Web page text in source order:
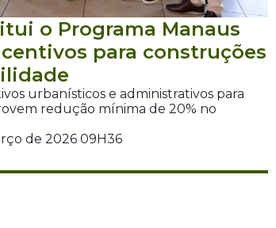
o Programa Manaus
para construções
urbanísticos e administrativos para
redução mínima de 20% no
de 2026 09H36